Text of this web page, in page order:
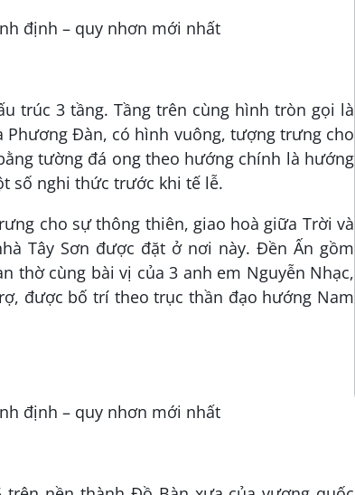
trúc 3 tầng. Tầng trên cùng hình tròn gọi là
Đàn, có hình vuông, tượng trưng cho
tường đá ong theo hướng chính là hướng
số nghi thức trước khi tế lễ.
cho sự thông thiên, giao hoà giữa Trời và
Tây Sơn được đặt ở nơi này. Đền Ấn gồm
thờ cùng bài vị của 3 anh em Nguyễn Nhạc,
được bố trí theo trục thần đạo hướng Nam